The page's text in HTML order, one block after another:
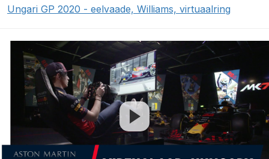
Ungari GP 2020 - eelvaade, Williams, virtuaalring